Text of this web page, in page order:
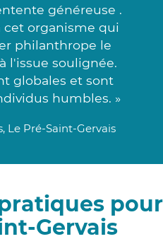
généreuse .
cet organisme qui
philanthrope le
l'issue soulignée.
globales et sont
humbles. »
Le Pré-Saint-Gervais
pour
Gervais